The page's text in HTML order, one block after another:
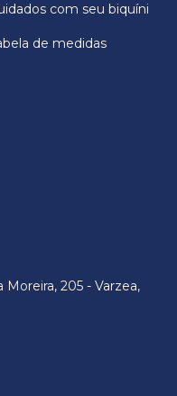
com seu biquíni
de medidas
205 - Varzea,